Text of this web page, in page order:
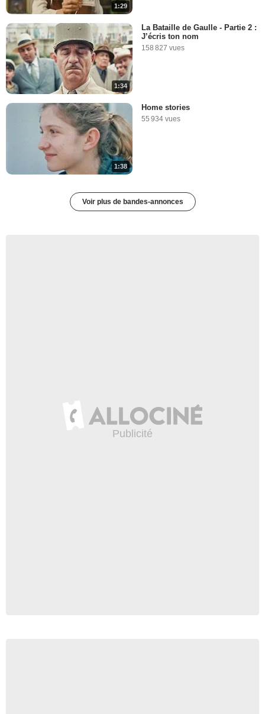
1:29
1:34
La Bataille de Gaulle - Partie 2 :
J’écris ton nom
158 827 vues
1:38
Home stories
55 934 vues
Voir plus de bandes-annonces